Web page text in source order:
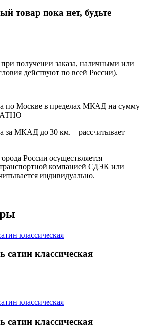
товар пока нет, будьте
получении заказа, наличными или
действуют по всей России).
по Москве в пределах МКАД на сумму
за МКАД до 30 км. – рассчитывает
России осуществляется
компанией СДЭК или
индивидуально.
сатин классическая
сатин классическая